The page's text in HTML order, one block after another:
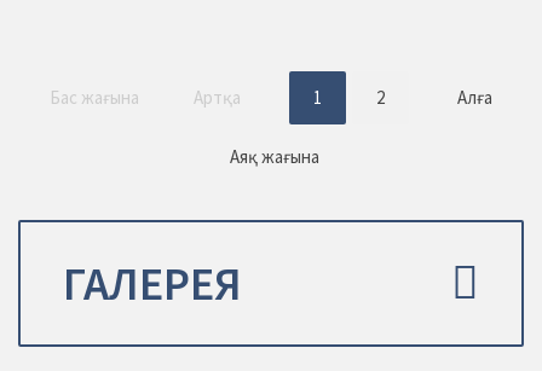
Бас жағына Артқа 1 2 Алға
Аяқ жағына
ГАЛЕРЕЯ